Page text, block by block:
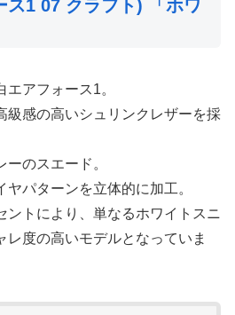
ス1 07 クラフト) 「ホワ
アフォース1。
級感の高いシュリンクレザーを採
のスエード。
ヤパターンを立体的に加工。
ントにより、単なるホワイトスニ
レ度の高いモデルとなっていま